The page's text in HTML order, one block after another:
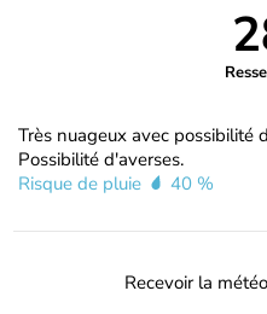
Très nuageux avec possibilité
Possibilité d'averses.
Risque de pluie
40 %
Recevoir la